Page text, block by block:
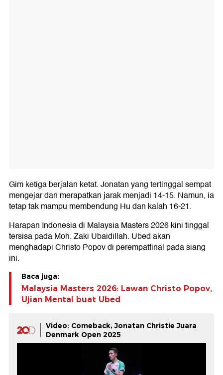
Gim ketiga berjalan ketat. Jonatan yang tertinggal sempat
mengejar dan merapatkan jarak menjadi 14-15. Namun, ia
tetap tak mampu membendung Hu dan kalah 16-21.
Harapan Indonesia di Malaysia Masters 2026 kini tinggal
tersisa pada Moh. Zaki Ubaidillah. Ubed akan
menghadapi Christo Popov di perempatfinal pada siang
ini.
Baca juga:
Malaysia Masters 2026: Lawan Christo Popov,
Ujian Mental buat Ubed
Video: Comeback, Jonatan Christie Juara
Denmark Open 2025